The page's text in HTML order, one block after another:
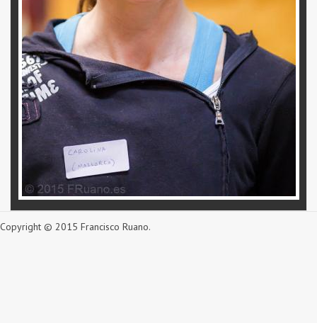
Copyright © 2015 Francisco Ruano.